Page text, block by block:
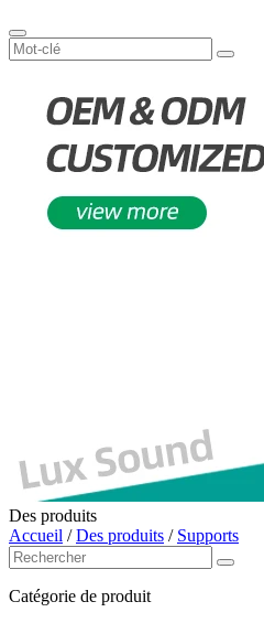
Des produits
Accueil /Des produits / Supports
Catégorie de produit